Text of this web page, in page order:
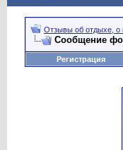
Отзывы об отдыхе, о
Сообщение
Регистрация